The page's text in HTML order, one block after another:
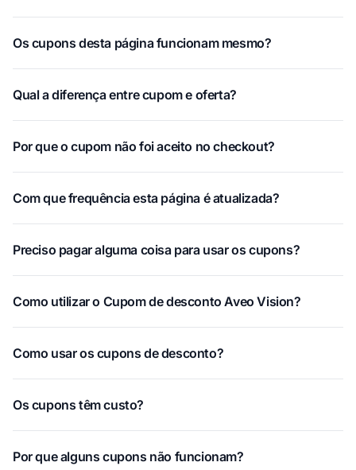
Os cupons desta página funcionam mesmo?
Qual a diferença entre cupom e oferta?
Por que o cupom não foi aceito no checkout?
Com que frequência esta página é atualizada?
Preciso pagar alguma coisa para usar os cupons?
Como utilizar o Cupom de desconto Aveo Vision?
Como usar os cupons de desconto?
Os cupons têm custo?
Por que alguns cupons não funcionam?